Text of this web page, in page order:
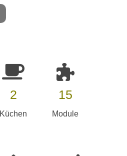
2
Küchen
15
Module